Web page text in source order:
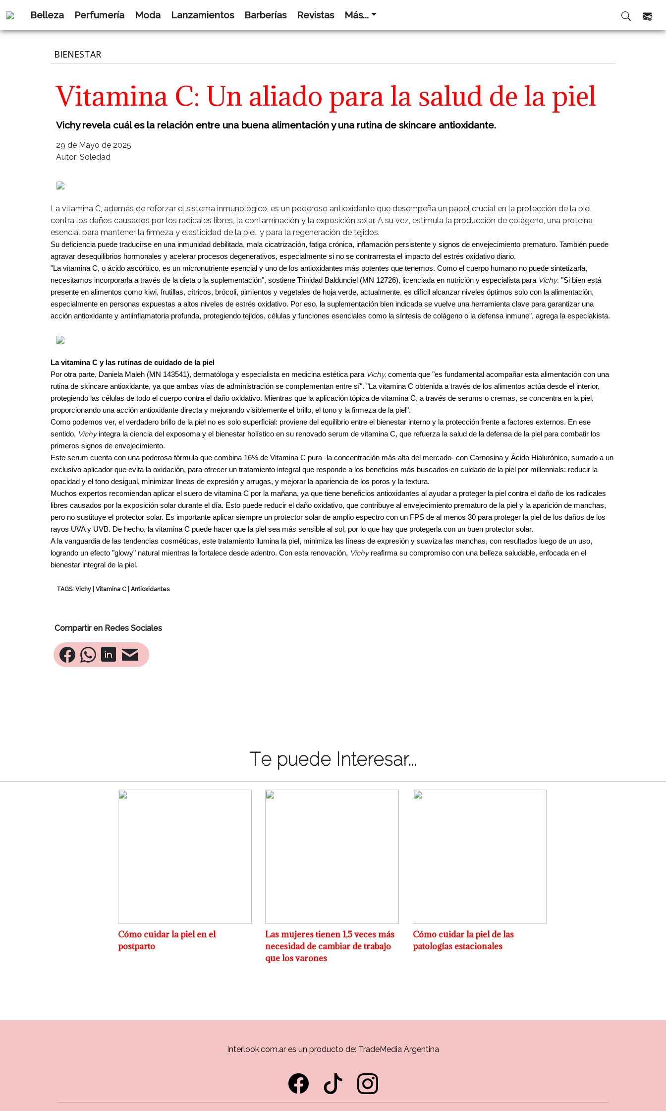
Belleza Perfumería Moda Lanzamientos Barberías Revistas Más...
BIENESTAR
Vitamina C: Un aliado para la salud de la piel
Vichy revela cuál es la relación entre una buena alimentación y una rutina de skincare antioxidante.
29 de Mayo de 2025
Autor: Soledad
La vitamina C, además de reforzar el sistema inmunológico, es un poderoso antioxidante que desempeña un papel crucial en la protección de la piel
contra los daños causados por los radicales libres, la contaminación y la exposición solar. A su vez, estimula la producción de colágeno, una proteína
esencial para mantener la firmeza y elasticidad de la piel, y para la regeneración de tejidos.
Su deficiencia puede traducirse en una inmunidad debilitada, mala cicatrización, fatiga crónica, inflamación persistente y signos de envejecimiento prematuro. También puede
agravar desequilibrios hormonales y acelerar procesos degenerativos, especialmente si no se contrarresta el impacto del estrés oxidativo diario.
"La vitamina C, o ácido ascórbico, es un micronutriente esencial y uno de los antioxidantes más potentes que tenemos. Como el cuerpo humano no puede sintetizarla,
necesitamos incorporarla a través de la dieta o la suplementación", sostiene Trinidad Baldunciel (MN 12726), licenciada en nutrición y especialista para Vichy. "Si bien está
presente en alimentos como kiwi, frutillas, cítricos, brócoli, pimientos y vegetales de hoja verde, actualmente, es difícil alcanzar niveles óptimos solo con la alimentación,
especialmente en personas expuestas a altos niveles de estrés oxidativo. Por eso, la suplementación bien indicada se vuelve una herramienta clave para garantizar una
acción antioxidante y antiinflamatoria profunda, protegiendo tejidos, células y funciones esenciales como la síntesis de colágeno o la defensa inmune", agrega la especiakista.
La vitamina C y las rutinas de cuidado de la piel
Por otra parte, Daniela Maleh (MN 143541), dermatóloga y especialista en medicina estética para Vichy, comenta que "es fundamental acompañar esta alimentación con una
rutina de skincare antioxidante, ya que ambas vías de administración se complementan entre sí". "La vitamina C obtenida a través de los alimentos actúa desde el interior,
protegiendo las células de todo el cuerpo contra el daño oxidativo. Mientras que la aplicación tópica de vitamina C, a través de serums o cremas, se concentra en la piel,
proporcionando una acción antioxidante directa y mejorando visiblemente el brillo, el tono y la firmeza de la piel".
Como podemos ver, el verdadero brillo de la piel no es solo superficial: proviene del equilibrio entre el bienestar interno y la protección frente a factores externos. En ese
sentido, Vichyintegra la ciencia del exposoma y el bienestar holístico en su renovado serum de vitamina C, que refuerza la salud de la defensa de la piel para combatir los
primeros signos de envejecimiento.
Este serum cuenta con una poderosa fórmula que combina 16% de Vitamina C pura -la concentración más alta del mercado- con Carnosina y Ácido Hialurónico, sumado a un
exclusivo aplicador que evita la oxidación, para ofrecer un tratamiento integral que responde a los beneficios más buscados en cuidado de la piel por millennials: reducir la
opacidad y el tono desigual, minimizar líneas de expresión y arrugas, y mejorar la apariencia de los poros y la textura.
Muchos expertos recomiendan aplicar el suero de vitamina C por la mañana, ya que tiene beneficios antioxidantes al ayudar a proteger la piel contra el daño de los radicales
libres causados por la exposición solar durante el día. Esto puede reducir el daño oxidativo, que contribuye al envejecimiento prematuro de la piel y la aparición de manchas,
pero no sustituye el protector solar. Es importante aplicar siempre un protector solar de amplio espectro con un FPS de al menos 30 para proteger la piel de los daños de los
rayos UVA y UVB. De hecho, la vitamina C puede hacer que la piel sea más sensible al sol, por lo que hay que protegerla con un buen protector solar.
A la vanguardia de las tendencias cosméticas, este tratamiento ilumina la piel, minimiza las líneas de expresión y suaviza las manchas, con resultados luego de un uso,
logrando un efecto "glowy" natural mientras la fortalece desde adentro. Con esta renovación, Vichyreafirma su compromiso con una belleza saludable, enfocada en el
bienestar integral de la piel.
TAGS: Vichy Vitamina C Antioxidantes
Compartir en Redes Sociales
Te puede Interesar...
Cómo cuidar la piel en el
postparto
Las mujeres tienen 1,5 veces más
necesidad de cambiar de trabajo
que los varones
Cómo cuidar la piel de las
patologías estacionales
Interlook.com.ar es un producto de: TradeMedia Argentina